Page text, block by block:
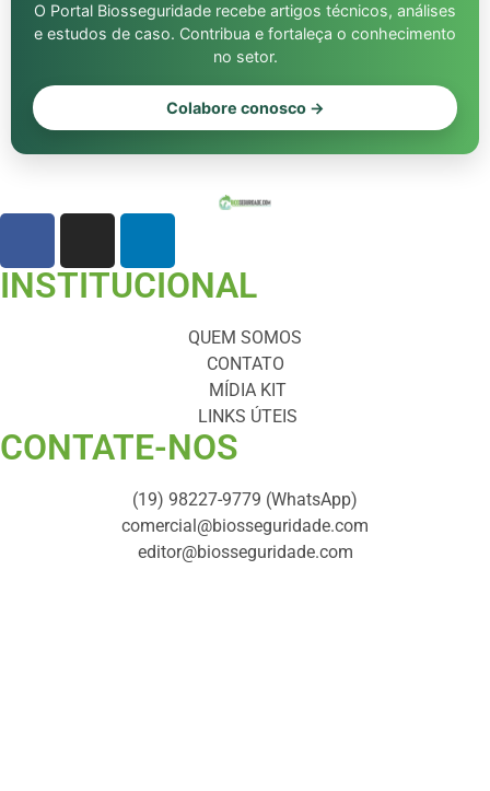
O Portal Biosseguridade recebe artigos técnicos, análises
e estudos de caso. Contribua e fortaleça o conhecimento
no setor.
Colabore conosco →
INSTITUCIONAL
QUEM SOMOS
CONTATO
MÍDIA KIT
LINKS ÚTEIS
CONTATE-NOS ​
(19) 98227-9779 (WhatsApp)
comercial@biosseguridade.com
editor@biosseguridade.com